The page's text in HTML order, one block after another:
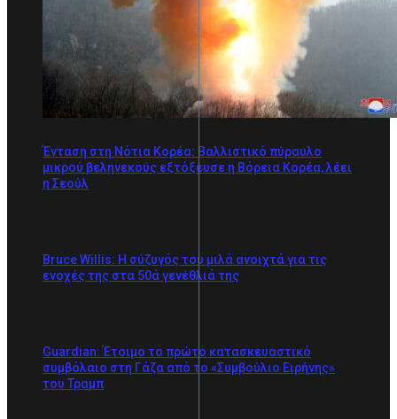
Ένταση στη Νότια Κορέα: Βαλλιστικό πύραυλο
μικρού βεληνεκούς εξτόξευσε η Βόρεια Κορέα, λέει
η Σεούλ
Bruce Willis: Η σύζυγός του μιλά ανοιχτά για τις
ενοχές της στα 50ά γενέθλιά της
Guardian: Έτοιμο το πρώτο κατασκευαστικό
συμβόλαιο στη Γάζα από το «Συμβούλιο Ειρήνης»
του Τραμπ